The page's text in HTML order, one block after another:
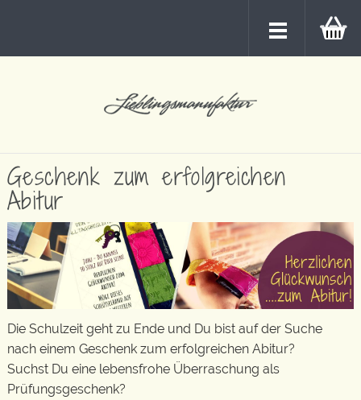
Geschenk zum erfolgreichen
Abitur
Die Schulzeit geht zu Ende und Du bist auf der Suche
nach einem Geschenk zum erfolgreichen Abitur?
Suchst Du eine lebensfrohe Überraschung als
Prüfungsgeschenk?